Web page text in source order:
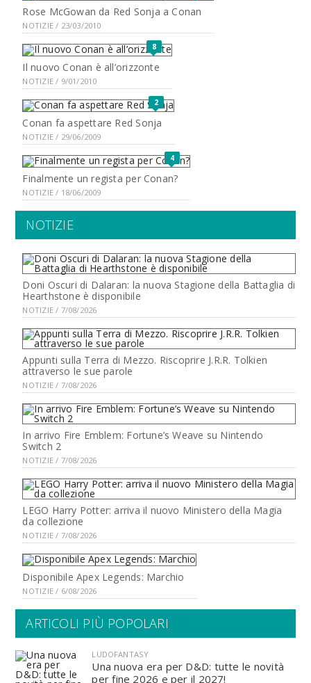
Rose McGowan da Red Sonja a Conan
NOTIZIE / 23/03/2010
8
Il nuovo Conan è all’orizzonte
NOTIZIE / 9/01/2010
2
Conan fa aspettare Red Sonja
NOTIZIE / 29/06/2009
4
Finalmente un regista per Conan?
NOTIZIE / 18/06/2009
NOTIZIE
Doni Oscuri di Dalaran: la nuova Stagione della Battaglia di
Hearthstone è disponibile
NOTIZIE / 7/08/2026
Appunti sulla Terra di Mezzo. Riscoprire J.R.R. Tolkien
attraverso le sue parole
NOTIZIE / 7/08/2026
In arrivo Fire Emblem: Fortune’s Weave su Nintendo
Switch 2
NOTIZIE / 7/08/2026
LEGO Harry Potter: arriva il nuovo Ministero della Magia
da collezione
NOTIZIE / 7/08/2026
Disponibile Apex Legends: Marchio
NOTIZIE / 6/08/2026
ARTICOLI PIÙ POPOLARI
LUDOFANTASY
Una nuova era per D&D: tutte le novità
per fine 2026 e per il 2027!